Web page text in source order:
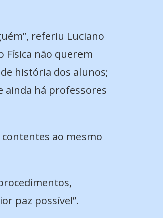
referiu Luciano
Física não querem
história dos alunos;
ainda há professores
ao mesmo
paz possível”.